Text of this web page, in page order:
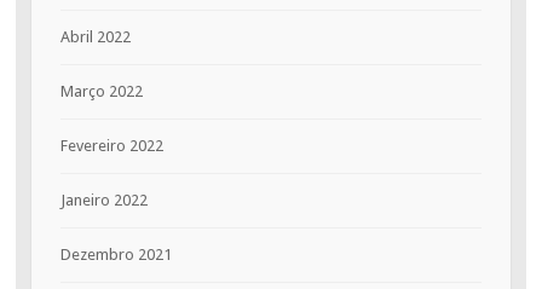
Abril 2022
Março 2022
Fevereiro 2022
Janeiro 2022
Dezembro 2021